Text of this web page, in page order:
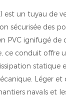
est un tuyau de
sécurisée des
PVC ignifugé de
ce conduit offre
statique
Léger et
navals et